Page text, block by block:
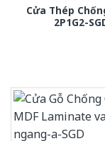
Cửa Thép
2P1G2-